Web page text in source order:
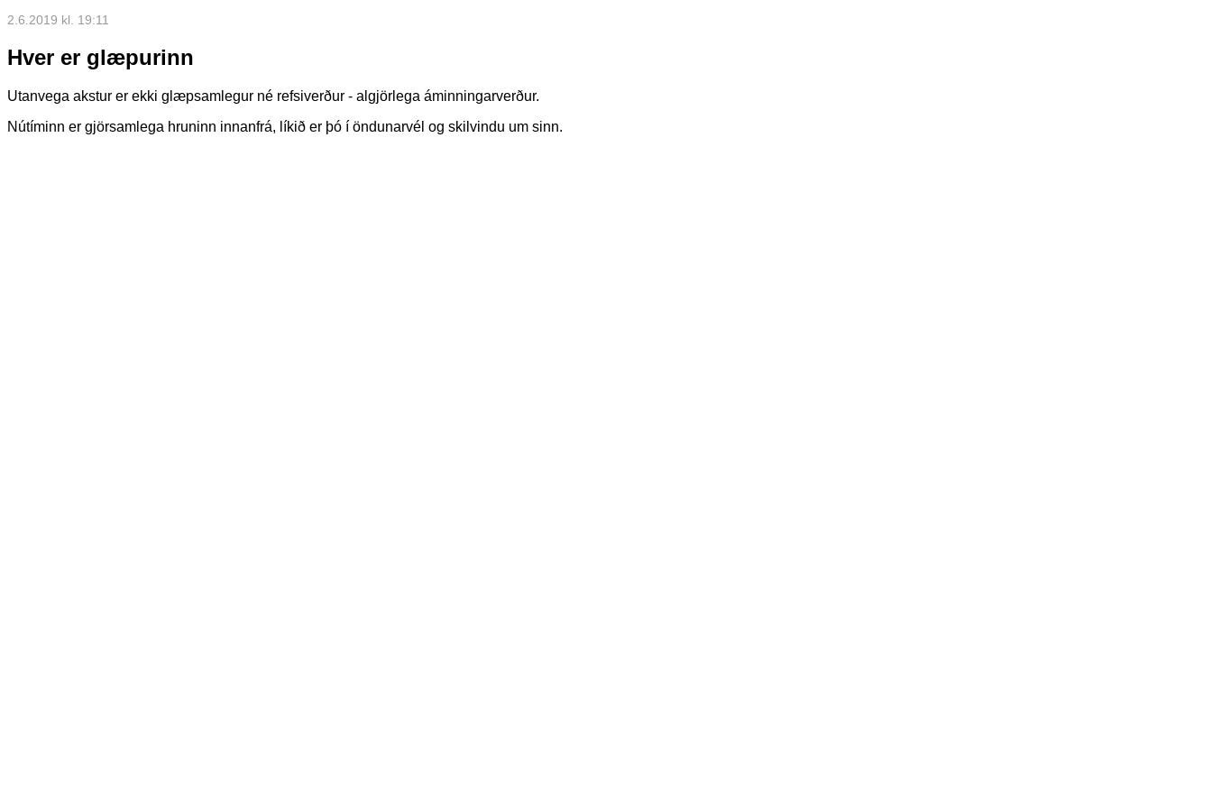
2.6.2019 kl. 19:11
Hver er glæpurinn
Utanvega akstur er ekki glæpsamlegur né refsiverður - algjörlega áminningarverður.
Nútíminn er gjörsamlega hruninn innanfrá, líkið er þó í öndunarvél og skilvindu um sinn.